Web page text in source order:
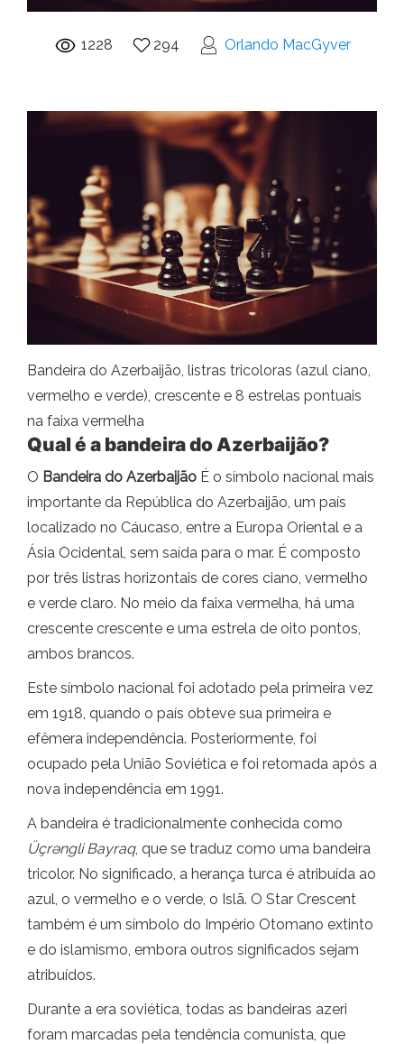
1228 294 Orlando MacGyver
Bandeira do Azerbaijão, listras tricoloras (azul ciano,
vermelho e verde), crescente e 8 estrelas pontuais
na faixa vermelha
Qual é a bandeira do Azerbaijão?
O Bandeira do Azerbaijão É o símbolo nacional mais
importante da República do Azerbaijão, um país
localizado no Cáucaso, entre a Europa Oriental e a
Ásia Ocidental, sem saída para o mar. É composto
por três listras horizontais de cores ciano, vermelho
e verde claro. No meio da faixa vermelha, há uma
crescente crescente e uma estrela de oito pontos,
ambos brancos.
Este símbolo nacional foi adotado pela primeira vez
em 1918, quando o país obteve sua primeira e
efêmera independência. Posteriormente, foi
ocupado pela União Soviética e foi retomada após a
nova independência em 1991.
A bandeira é tradicionalmente conhecida como
Üçrəngli Bayraq, que se traduz como uma bandeira
tricolor. No significado, a herança turca é atribuída ao
azul, o vermelho e o verde, o Islã. O Star Crescent
também é um símbolo do Império Otomano extinto
e do islamismo, embora outros significados sejam
atribuídos.
Durante a era soviética, todas as bandeiras azeri
foram marcadas pela tendência comunista, que